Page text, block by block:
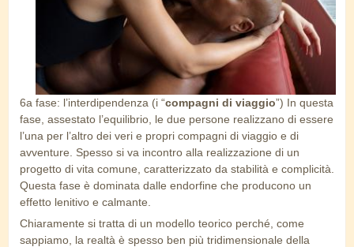
6a fase: l’interdipendenza (i “compagni di viaggio”) In questa
fase, assestato l’equilibrio, le due persone realizzano di essere
l’una per l’altro dei veri e propri compagni di viaggio e di
avventure. Spesso si va incontro alla realizzazione di un
progetto di vita comune, caratterizzato da stabilità e complicità.
Questa fase è dominata dalle endorfine che producono un
effetto lenitivo e calmante.
Chiaramente si tratta di un modello teorico perché, come
sappiamo, la realtà è spesso ben più tridimensionale della